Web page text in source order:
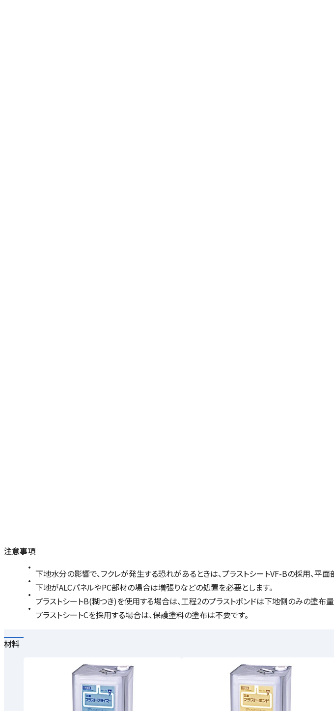
注意事項
下地水分の影響で、フクレが発生する恐れがあるときは、プラストシートVF-Bの採用、平
下地がALCパネルやPC部材の場合は増張りなどの処置を必要とします。
プラストシートB(糊つき)を使用する場合は、工程2のプラストボンドは下地側のみの塗布量
プラストシートCを採用する場合は、保護塗料の塗布は不要です。
材料